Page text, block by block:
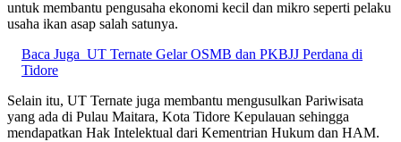
untuk membantu pengusaha ekonomi kecil dan mikro seperti pelaku
usaha ikan asap salah satunya.
Baca Juga UT Ternate Gelar OSMB dan PKBJJ Perdana di
Tidore
Selain itu, UT Ternate juga membantu mengusulkan Pariwisata
yang ada di Pulau Maitara, Kota Tidore Kepulauan sehingga
mendapatkan Hak Intelektual dari Kementrian Hukum dan HAM.